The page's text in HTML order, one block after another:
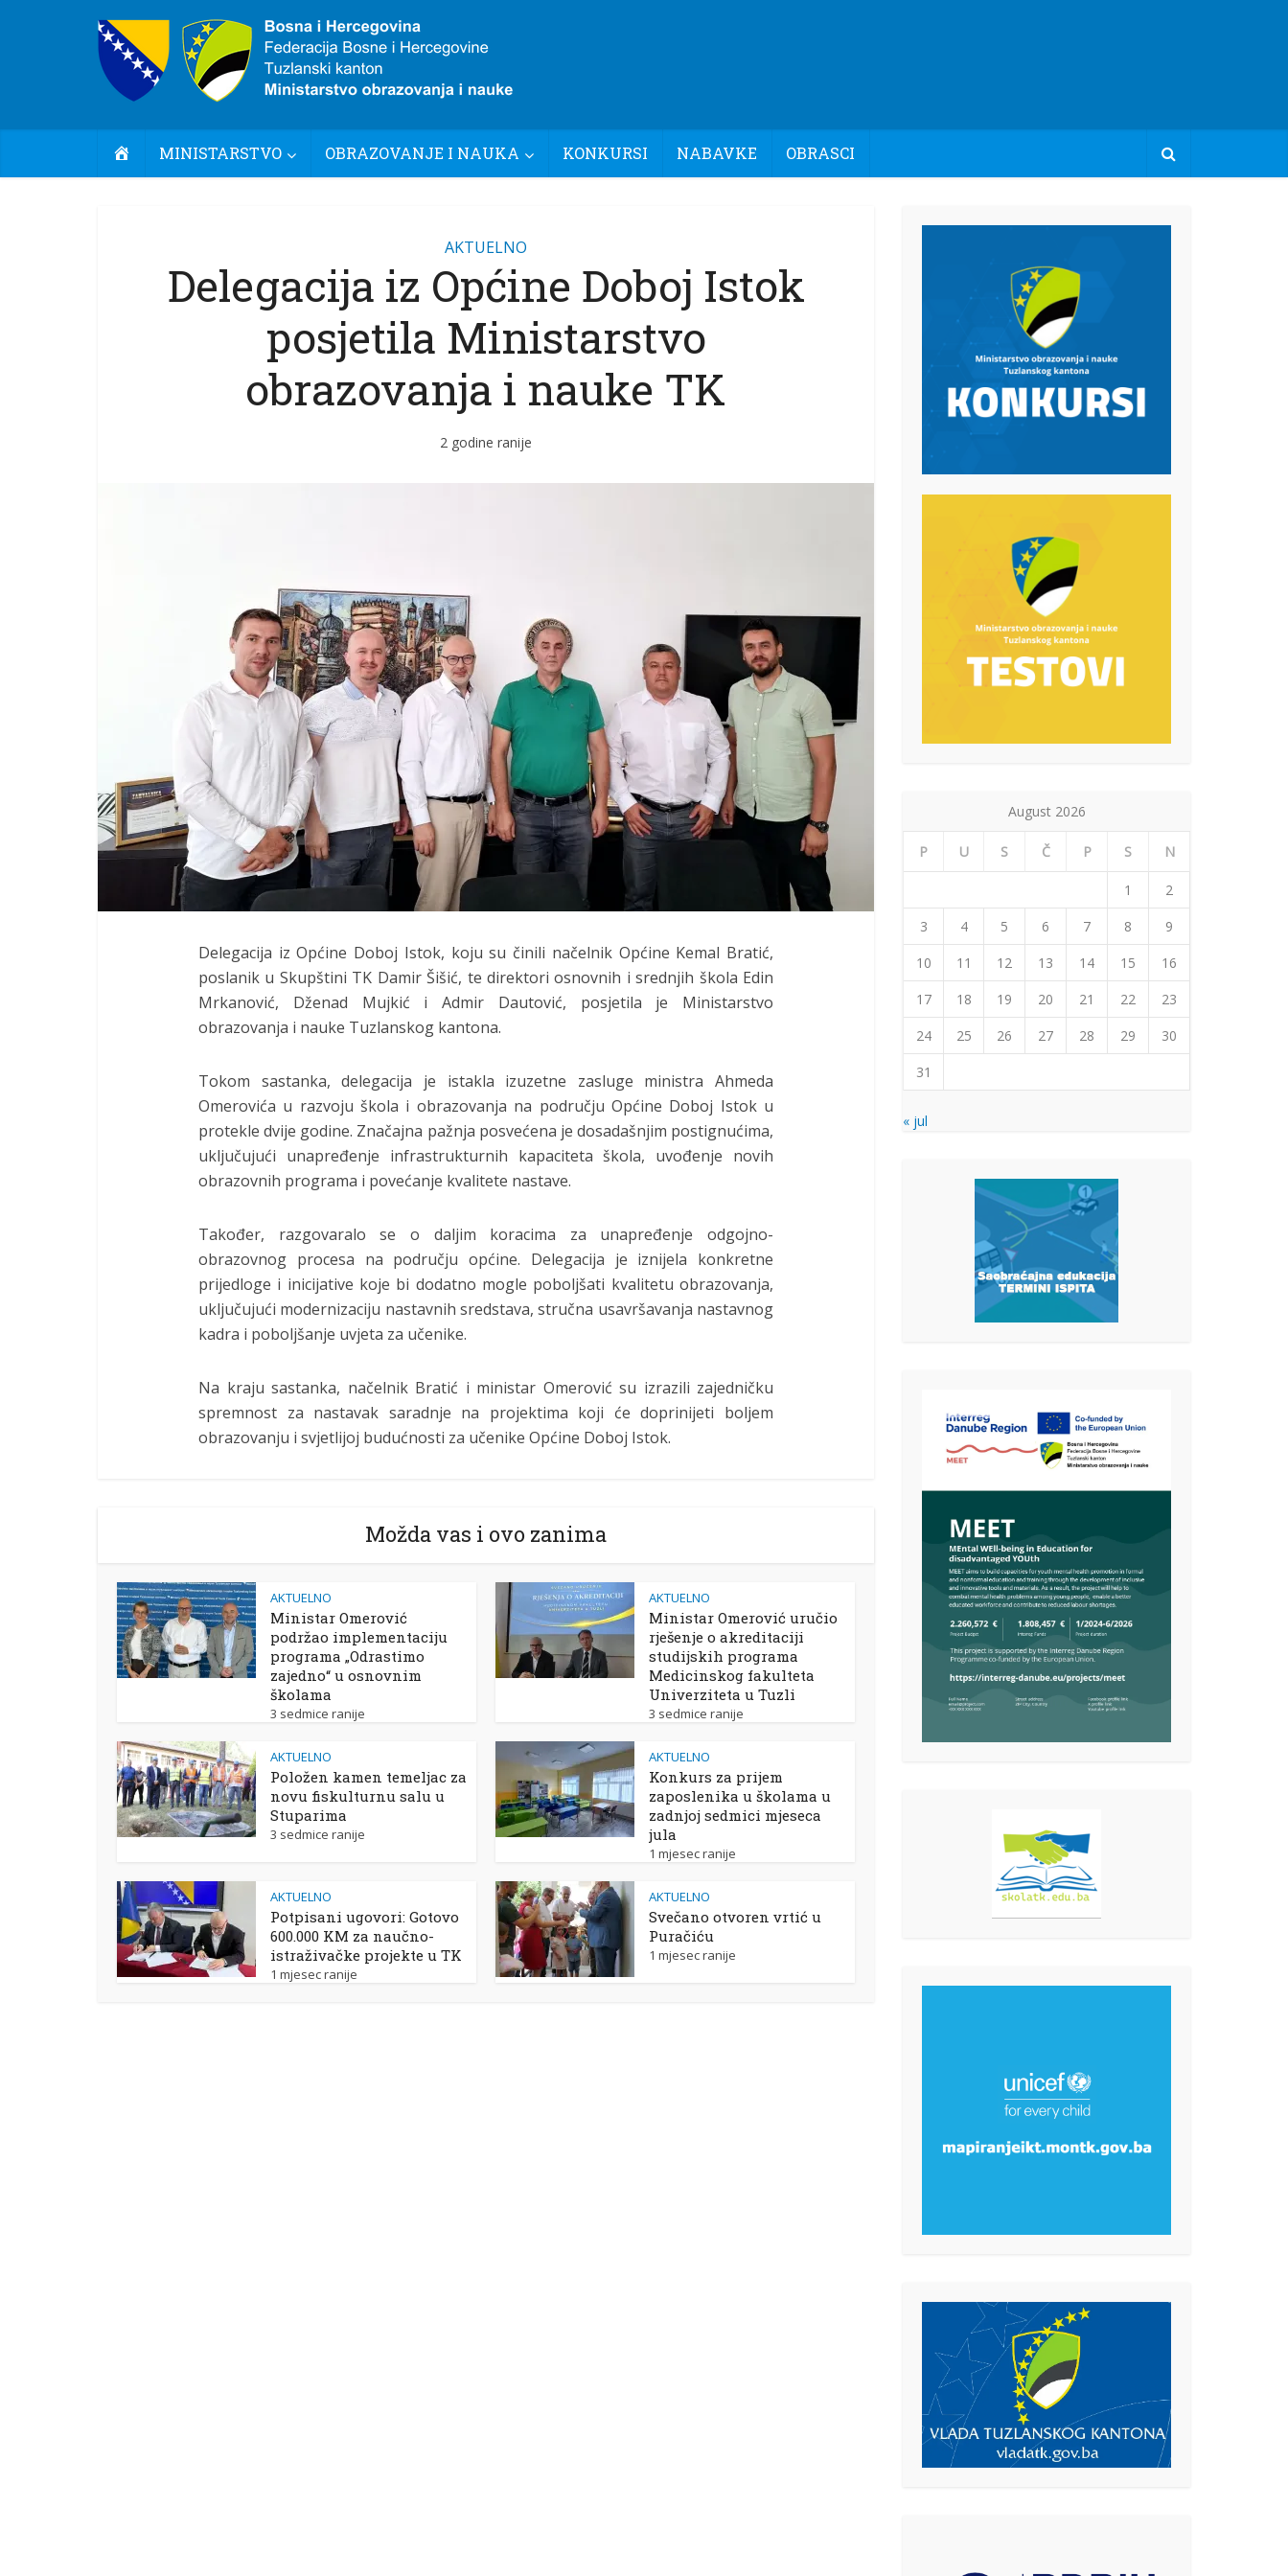
POČETNA
MINISTARSTVO OBRAZOVANJE I NAUKA KONKURSI NABAVKE OBRASCI
AKTUELNO
Delegacija iz Općine Doboj Istok
posjetila Ministarstvo
obrazovanja i nauke TK
2 godine ranije
Delegacija iz Općine Doboj Istok, koju su činili načelnik Općine Kemal Bratić,
poslanik u Skupštini TK Damir Šišić, te direktori osnovnih i srednjih škola Edin
Mrkanović, Dženad Mujkić i Admir Dautović, posjetila je Ministarstvo
obrazovanja i nauke Tuzlanskog kantona.
Tokom sastanka, delegacija je istakla izuzetne zasluge ministra Ahmeda
Omerovića u razvoju škola i obrazovanja na području Općine Doboj Istok u
protekle dvije godine. Značajna pažnja posvećena je dosadašnjim postignućima,
uključujući unapređenje infrastrukturnih kapaciteta škola, uvođenje novih
obrazovnih programa i povećanje kvalitete nastave.
Također, razgovaralo se o daljim koracima za unapređenje odgojno-
obrazovnog procesa na području općine. Delegacija je iznijela konkretne
prijedloge i inicijative koje bi dodatno mogle poboljšati kvalitetu obrazovanja,
uključujući modernizaciju nastavnih sredstava, stručna usavršavanja nastavnog
kadra i poboljšanje uvjeta za učenike.
Na kraju sastanka, načelnik Bratić i ministar Omerović su izrazili zajedničku
spremnost za nastavak saradnje na projektima koji će doprinijeti boljem
obrazovanju i svjetlijoj budućnosti za učenike Općine Doboj Istok.
Možda vas i ovo zanima
AKTUELNO
Ministar Omerović
podržao implementaciju
programa „Odrastimo
zajedno“ u osnovnim
školama
3 sedmice ranije
AKTUELNO
Ministar Omerović uručio
rješenje o akreditaciji
studijskih programa
Medicinskog fakulteta
Univerziteta u Tuzli
3 sedmice ranije
AKTUELNO
Položen kamen temeljac za
novu fiskulturnu salu u
Stuparima
3 sedmice ranije
AKTUELNO
Konkurs za prijem
zaposlenika u školama u
zadnjoj sedmici mjeseca
jula
1 mjesec ranije
AKTUELNO
Potpisani ugovori: Gotovo
600.000 KM za naučno-
istraživačke projekte u TK
1 mjesec ranije
AKTUELNO
Svečano otvoren vrtić u
Puračiću
1 mjesec ranije
August 2026
P U S Č P S N
1
2
3
4 5 6 7 8
9
10
11 12 13 14 15
16
17
18 19 20 21 22
23
24
25 26 27 28 29
30
31
« jul